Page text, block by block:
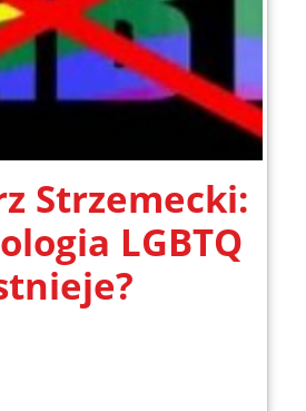
Strzemecki:
LGBTQ